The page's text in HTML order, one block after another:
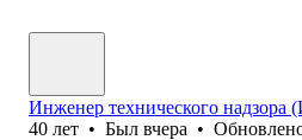
Инженер технического надзора
40 лет • Был вчера •